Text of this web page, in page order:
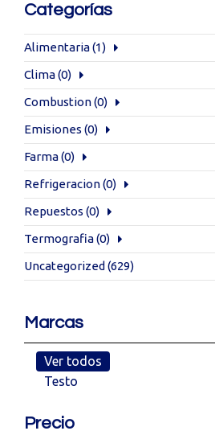
Categorías
Alimentaria(1)
Clima(0)
Combustion(0)
Emisiones (0)
Farma(0)
Refrigeracion(0)
Repuestos (0)
Termografia(0)
Uncategorized (629)
Marcas
Ver todos
Testo
Precio